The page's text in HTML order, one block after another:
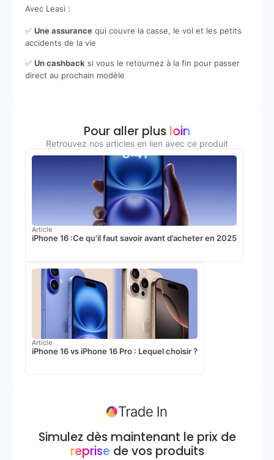
Avec Leasi :
✅ Une assurancequi couvre la casse, le vol et les petits
accidents de la vie
✅ Un cashback si vous le retournez à la fin pour passer
direct au prochain modèle
Pour aller plus loin
Retrouvez nos articles en lien avec ce produit
Article
iPhone 16 :Ce qu’il faut savoir avant d’acheter en 2025
Article
iPhone 16 vs iPhone 16 Pro : Lequel choisir ?
Simulez dès maintenant le prix de
reprisede vos produits